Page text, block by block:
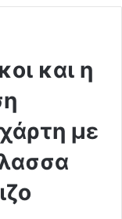
και η
με